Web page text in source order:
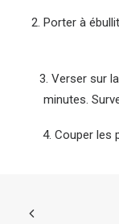
2. Porter à
3. Verser sur
minutes.
4. Couper les